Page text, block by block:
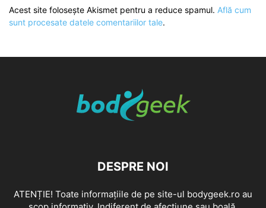
Acest site folosește Akismet pentru a reduce spamul. Află cum
sunt procesate datele comentariilor tale.
DESPRE NOI
ATENȚIE! Toate informațiile de pe site-ul bodygeek.ro au